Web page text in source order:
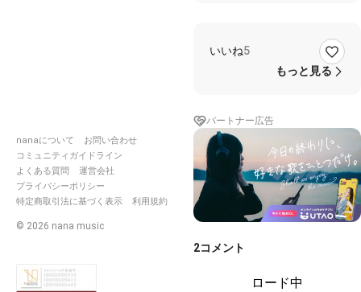
nanaについて
お問い合わせ
コミュニティガイドライン
よくある質問
運営会社
プライバシーポリシー
特定商取引法に基づく表示
利用規約
© 2026 nana music
いいね5
もっと見る
パートナー広告
2コメント
ロード中